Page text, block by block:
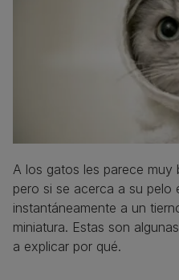
A los gatos les parece muy
pero si se acerca a su pelo
instantáneamente a un
miniatura. Estas son
a explicar por qué.